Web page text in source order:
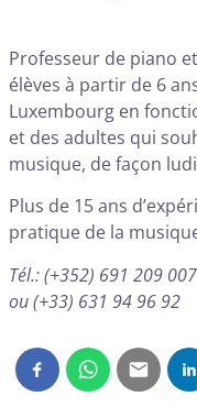
Professeur de piano
élèves à partir de 6
Luxembourg en
et des adultes qui
musique, de façon
Plus de 15 ans
pratique de la
Tél.: (+352) 691 209 007
ou (+33) 631 94 96 92